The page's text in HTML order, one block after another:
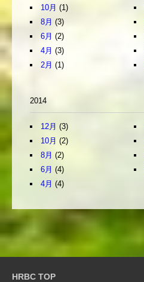
10月 (1)
8月 (3)
6月 (2)
4月 (3)
2月 (1)
2014
12月 (3)
10月 (2)
8月 (2)
6月 (4)
4月 (4)
HRBC TOP